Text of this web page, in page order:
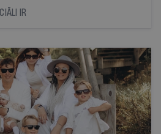
naktī. Tās apmeklētāji
meteorus, vienlaikus
IR